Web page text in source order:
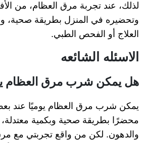
لذلك، عند تجربة مرق العظام، من
وتحضيره في المنزل بطريقة صحية،
العلاج أو الفحص الطبي.
الاسئله الشائعه
هل يمكن شرب مرق العظام
يمكن شرب مرق العظام يوميًا عند
محضرًا بطريقة صحية وبكمية معتدلة،
والدهون. لكن من واقع تجربتي مع